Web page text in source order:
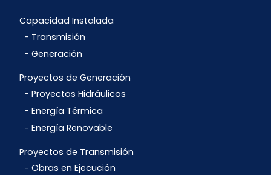
Capacidad Instalada
Transmisión
Generación
Proyectos de Generación
Proyectos Hidráulicos
Energía Térmica
Energía Renovable
Proyectos de Transmisión
Obras en Ejecución